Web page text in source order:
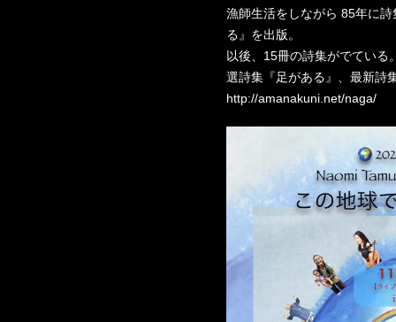
漁師生活をしながら 85年に
る』を出版。
以後、15冊の詩集がでてい
選詩集『足がある』、最新詩
http://amanakuni.net/naga/